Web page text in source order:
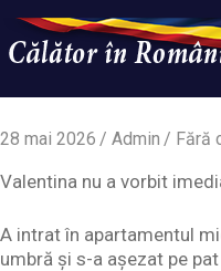
content
simplu
WordPress
28 mai 2026 Admin Fără
Valentina nu a vorbit
A intrat în apartamentul
umbră și s-a așezat pe